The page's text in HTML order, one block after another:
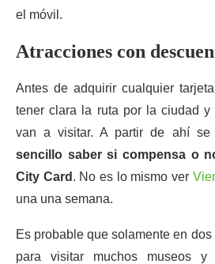
el móvil.
Atracciones con
Antes de adquirir cualquier
tener clara la ruta por la ciudad
van a visitar. A partir de ahí se
sencillo saber si compensa o
City Card . No es lo mismo ver
una una semana.
Es probable que solamente en
para visitar muchos museos y